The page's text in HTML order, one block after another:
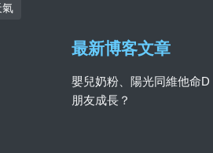
最新博客文章
嬰兒奶粉、陽光同維他命
朋友成長？